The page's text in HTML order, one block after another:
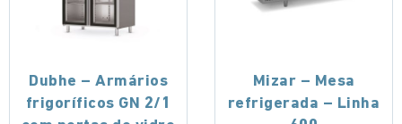
Dubhe – Armários
frigoríficos GN 2/1
Mizar – Mesa
refrigerada – Linha